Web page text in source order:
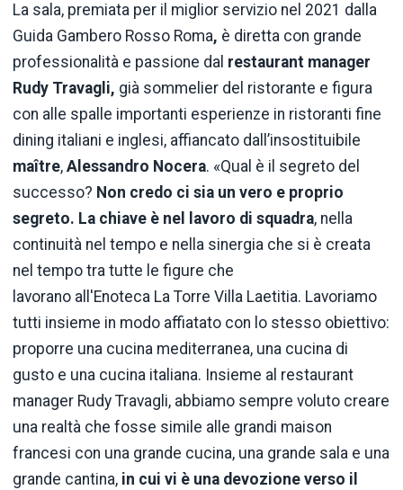
La sala, premiata per il miglior servizio nel 2021 dalla
Guida Gambero Rosso Roma, è diretta con grande
professionalità e passione dal restaurant manager
Rudy Travagli, già sommelier del ristorante e figura
con alle spalle importanti esperienze in ristoranti fine
dining italiani e inglesi, affiancato dall’insostituibile
maître, Alessandro Nocera. «Qual è il segreto del
successo? Non credo ci sia un vero e proprio
segreto. La chiave è nel lavoro di squadra, nella
continuità nel tempo e nella sinergia che si è creata
nel tempo tra tutte le figure che
lavorano all'Enoteca La Torre Villa Laetitia. Lavoriamo
tutti insieme in modo affiatato con lo stesso obiettivo:
proporre una cucina mediterranea, una cucina di
gusto e una cucina italiana. Insieme al restaurant
manager Rudy Travagli, abbiamo sempre voluto creare
una realtà che fosse simile alle grandi maison
francesi con una grande cucina, una grande sala e una
grande cantina, in cui vi è una devozione verso il